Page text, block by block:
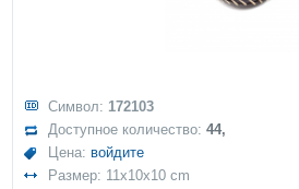
Символ: 172103
Доступное количество:44,
Цена: войдите
Размер: 11x10x10 cm